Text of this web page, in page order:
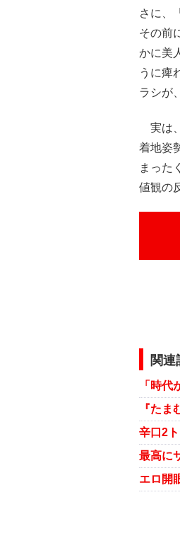
さに、
その前
かに美
うに痺
ラシが
実は
着地姿
まった
値観の
関連
「時
最高に